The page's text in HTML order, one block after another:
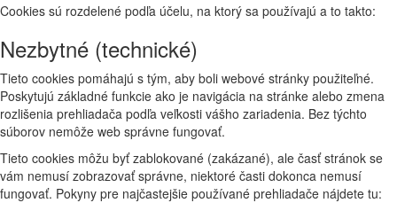
Cookies sú rozdelené podľa účelu, na ktorý sa používajú a to takto:
Nezbytné (technické)
Tieto cookies pomáhajú s tým, aby boli webové stránky použiteľné.
Poskytujú základné funkcie ako je navigácia na stránke alebo zmena
rozlišenia prehliadača podľa veľkosti vášho zariadenia. Bez týchto
súborov nemôže web správne fungovať.
Tieto cookies môžu byť zablokované (zakázané), ale časť stránok se
vám nemusí zobrazovať správne, niektoré časti dokonca nemusí
fungovať. Pokyny pre najčastejšie používané prehliadače nájdete tu: